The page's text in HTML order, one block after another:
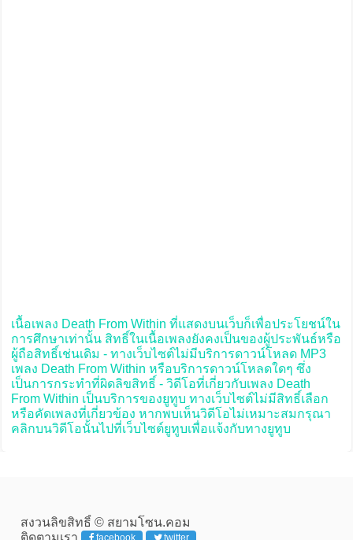
เนื้อเพลง Death From Within ที่แสดงบนเว็บก็เพื่อประโยชน์ใน
การศึกษาเท่านั้น สิทธิ์ในเนื้อเพลงยังคงเป็นของผู้ประพันธ์หรือ
ผู้ถือสิทธิ์เช่นเดิม - ทางเว็บไซต์ไม่มีบริการดาวน์โหลด MP3
เพลง Death From Within หรือบริการดาวน์โหลดใดๆ ซึ่ง
เป็นการกระทำที่ผิดลิขสิทธิ์ - วิดีโอที่เกี่ยวกับเพลง Death
From Within เป็นบริการของยูทูบ ทางเว็บไซต์ไม่มีสิทธิ์เลือก
หรือคัดเพลงที่เกี่ยวข้อง หากพบเห็นวิดีโอไม่เหมาะสมกรุณา
คลิกบนวิดีโอนั้นไปที่เว็บไซต์ยูทูบเพื่อแจ้งกับทางยูทูบ
สงวนลิขสิทธิ์ © สยามโซน.คอม
facebook twitter